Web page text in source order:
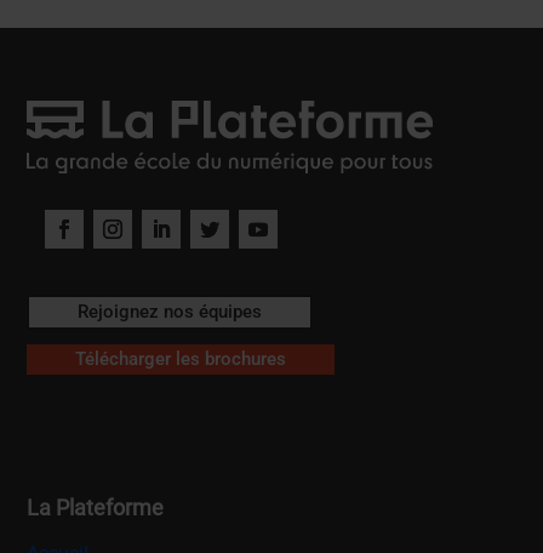
Rejoignez nos équipes
Télécharger les brochures
La Plateforme